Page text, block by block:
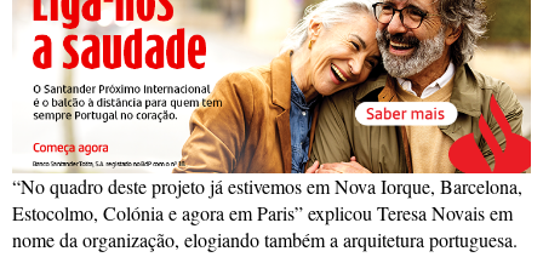
“No quadro deste projeto já estivemos em Nova Iorque, Barcelona,
Estocolmo, Colónia e agora em Paris” explicou Teresa Novais em
nome da organização, elogiando também a arquitetura portuguesa.